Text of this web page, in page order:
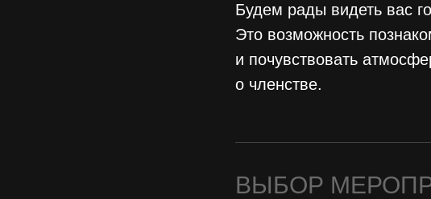
Будем рады видеть вас
Это возможность
и почувствовать
о членстве.
ВЫБОР